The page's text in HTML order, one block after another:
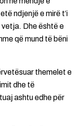
ndjenjë e mirë t’i
Dhe është e
që mund të bëni
themelet e
dhe të
ashtu edhe për